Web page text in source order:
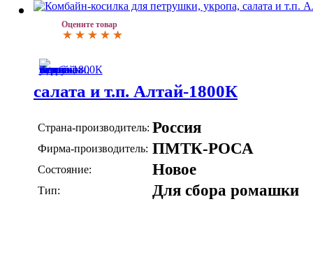
Оцените товар
салата и т.п. Алтай-1800К
Страна-производитель: Россия
Фирма-производитель: ПМТК-РОСА
Состояние: Новое
Тип: Для сбора ромашки